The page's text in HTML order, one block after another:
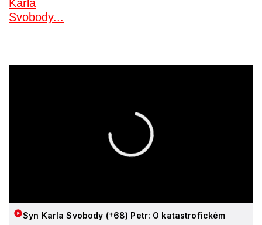
Syn Karla Svobody (†68) Petr: O katastrofickém